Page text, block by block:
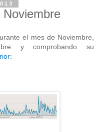
Noviembre
el mes de Noviembre,
y comprobando su
: